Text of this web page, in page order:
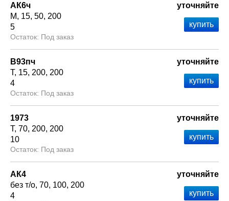
АК6ч
М
15 50 200
5
Под заказ
уточняйте
В93пч
Т 15 200 200
4
Под заказ
уточняйте
1973
Т 70 200 200
10
Под заказ
уточняйте
АК4
без т/о 70 100 200
4
уточняйте